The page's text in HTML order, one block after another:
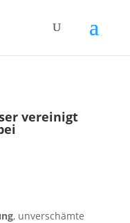
vereinigt
, unverschämte